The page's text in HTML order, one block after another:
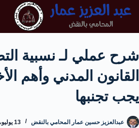
شرح عملي لـ نسبية
القانون المدني وأهم
يجب تجنبها
عبدالعزيز حسين عمار المحامي بالنقض
13 يوليو، 2023